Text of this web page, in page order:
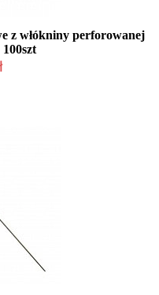
z włókniny perforowanej